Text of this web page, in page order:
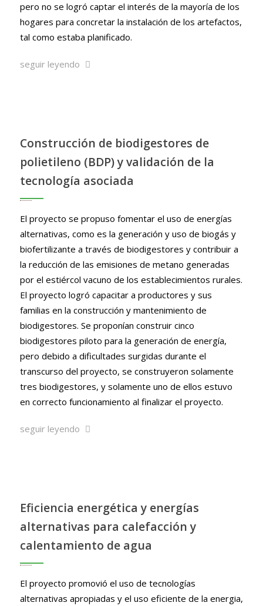
pero no se logró captar el interés de la mayoría de los
hogares para concretar la instalación de los artefactos,
tal como estaba planificado.
seguir leyendo
Construcción de biodigestores de
polietileno (BDP) y validación de la
tecnología asociada
El proyecto se propuso fomentar el uso de energías
alternativas, como es la generación y uso de biogás y
biofertilizante a través de biodigestores y contribuir a
la reducción de las emisiones de metano generadas
por el estiércol vacuno de los establecimientos rurales.
El proyecto logró capacitar a productores y sus
familias en la construcción y mantenimiento de
biodigestores. Se proponían construir cinco
biodigestores piloto para la generación de energía,
pero debido a dificultades surgidas durante el
transcurso del proyecto, se construyeron solamente
tres biodigestores, y solamente uno de ellos estuvo
en correcto funcionamiento al finalizar el proyecto.
seguir leyendo
Eficiencia energética y energías
alternativas para calefacción y
calentamiento de agua
El proyecto promovió el uso de tecnologías
alternativas apropiadas y el uso eficiente de la energia,